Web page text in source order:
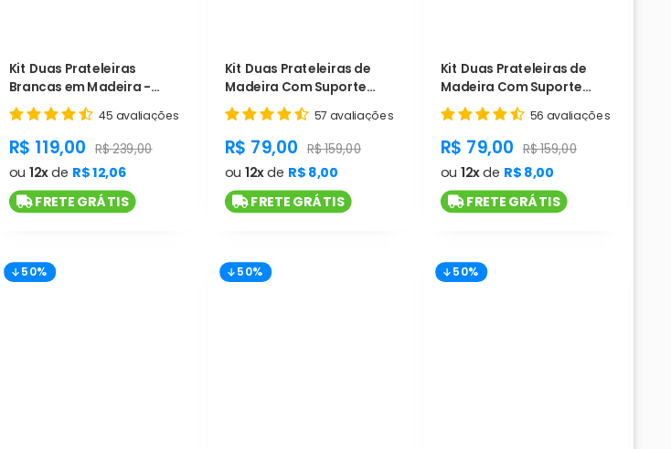
Kit Duas Prateleiras
Brancas em Madeira -
Cód. L670
45 avaliações
product.general.sale_price
R$ 119,00 product.general.regular_price
R$ 239,00
ou 12xde R$ 12,06
FRETE GRÁTIS
Kit Duas Prateleiras de
Madeira Com Suporte
Invertido - Cód. L661
57 avaliações
product.general.sale_price
R$ 79,00 product.general.regular_price
R$ 159,00
ou 12xde R$ 8,00
FRETE GRÁTIS
Kit Duas Prateleiras de
Madeira Com Suporte
Invertido - Cód. L662
56 avaliações
R$ 79,00 R$ 159,00
ou 12xde R$ 8,00
FRETE GRÁTIS
50% 50% 50%